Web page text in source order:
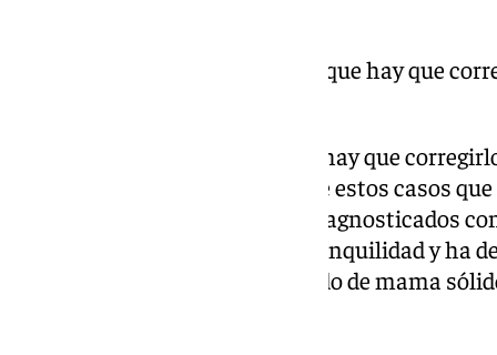
«Es algo normal y creemos que hay que
«Es algo normal y creemos que hay que
señalado la consejera. El 98% de estos casos
diagnóstica terminan siendo diagnosticados
ha incidido en el mensaje de tranquilidad y ha
tenemos un programa de cribado de mama